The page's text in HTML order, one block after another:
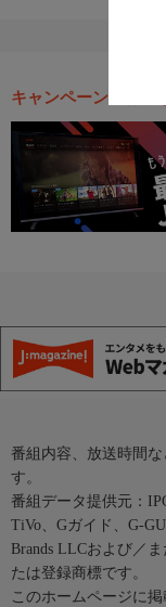
キャンペーン・お得
番組内容、放送時間
す。
番組データ提供元：
TiVo、Gガイド、G-
Brands LLCおよび／
たは登録商標です。
このホームページに